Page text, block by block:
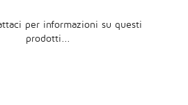
per informazioni su questi
prodotti...